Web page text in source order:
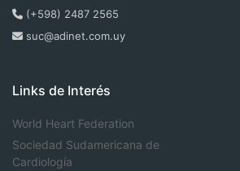
(+598) 2487 2565
suc@adinet.com.uy
Links de Interés
World Heart Federation
Sociedad Sudamericana de
Cardiología